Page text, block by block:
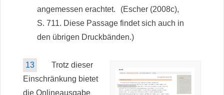
angemessen erachtet.
(Escher (2008c),
S. 711. Diese Passage findet sich auch in
den übrigen Druckbänden.)
13
Trotz dieser
Einschränkung bietet
die Onlineausgabe